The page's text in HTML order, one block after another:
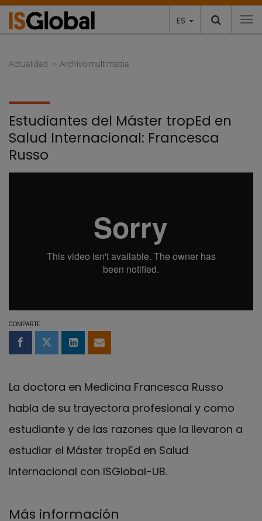
ES
Actualidad Archivo multimedia
Estudiantes del Máster tropEd en
Salud Internacional: Francesca
Russo
COMPARTE
Compartir en Facebook
Compartir en Twitter
Compartir en LinkedIn
Compartir por email
La doctora en Medicina Francesca Russo
habla de su trayectora profesional y como
estudiante y de las razones que la llevaron a
estudiar el Máster tropEd en Salud
Internacional con ISGlobal-UB.
Más información